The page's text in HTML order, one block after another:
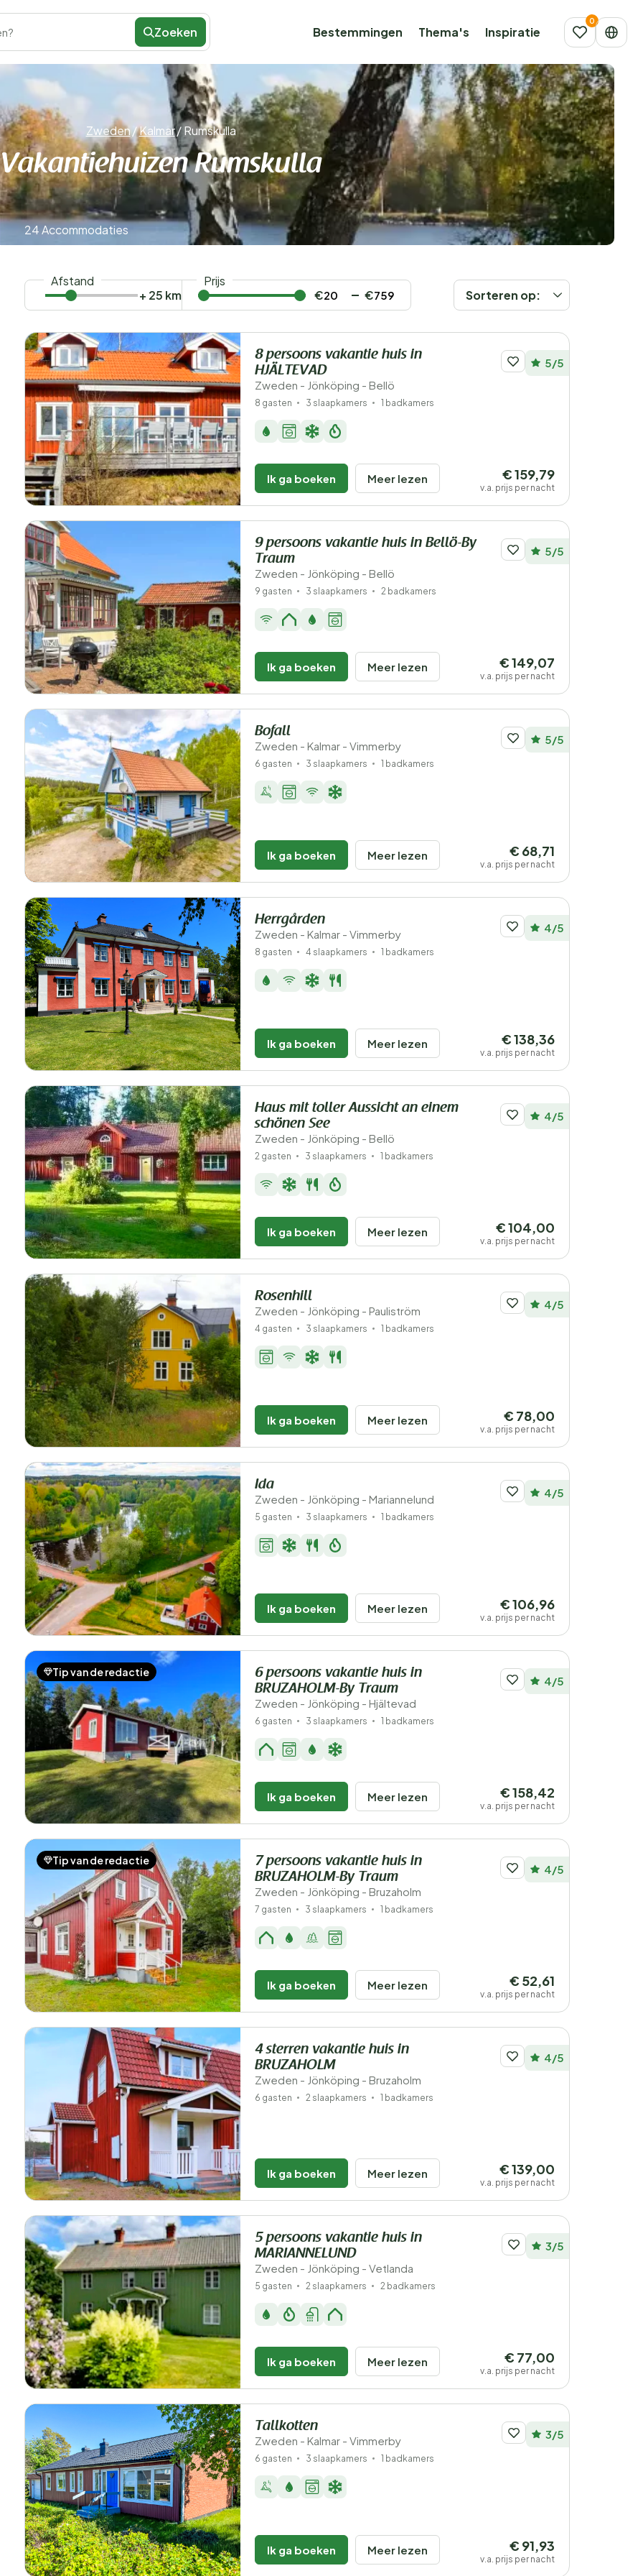
Zoeken Bestemmingen Thema's Inspiratie
Zweden/Kalmar/Rumskulla
Vakantiehuizen Rumskulla
24 Accommodaties
Afstand
+ 25 km
Prijs
€
€ Sorteren op:
8 persoons vakantie huis in
HJÄLTEVAD
Zweden - Jönköping - Bellö
5/5
8 gasten 3 slaapkamers 1 badkamers
Ik ga boeken Meer lezen € 159,79
v.a. prijs per nacht
9 persoons vakantie huis in Bellö-By
Traum
Zweden - Jönköping - Bellö
5/5
9 gasten 3 slaapkamers 2 badkamers
Ik ga boeken Meer lezen € 149,07
v.a. prijs per nacht
Bofall
Zweden - Kalmar - Vimmerby 5/5
6 gasten 3 slaapkamers 1 badkamers
Ik ga boeken Meer lezen € 68,71
v.a. prijs per nacht
Herrgården
Zweden - Kalmar - Vimmerby 4/5
8 gasten 4 slaapkamers 1 badkamers
Ik ga boeken Meer lezen € 138,36
v.a. prijs per nacht
Haus mit toller Aussicht an einem
schönen See
Zweden - Jönköping - Bellö
4/5
2 gasten 3 slaapkamers 1 badkamers
Ik ga boeken Meer lezen € 104,00
v.a. prijs per nacht
Rosenhill
Zweden - Jönköping - Pauliström 4/5
4 gasten 3 slaapkamers 1 badkamers
Ik ga boeken Meer lezen € 78,00
v.a. prijs per nacht
Ida
Zweden - Jönköping - Mariannelund 4/5
5 gasten 3 slaapkamers 1 badkamers
Ik ga boeken Meer lezen € 106,96
v.a. prijs per nacht
Tip van de redactie
6 persoons vakantie huis in
BRUZAHOLM-By Traum
Zweden - Jönköping - Hjältevad
4/5
6 gasten 3 slaapkamers 1 badkamers
Ik ga boeken Meer lezen € 158,42
v.a. prijs per nacht
Tip van de redactie
7 persoons vakantie huis in
BRUZAHOLM-By Traum
Zweden - Jönköping - Bruzaholm
4/5
7 gasten 3 slaapkamers 1 badkamers
Ik ga boeken Meer lezen € 52,61
v.a. prijs per nacht
4 sterren vakantie huis in
BRUZAHOLM
Zweden - Jönköping - Bruzaholm
4/5
6 gasten 2 slaapkamers 1 badkamers
Ik ga boeken Meer lezen € 139,00
v.a. prijs per nacht
5 persoons vakantie huis in
MARIANNELUND
Zweden - Jönköping - Vetlanda
3/5
5 gasten 2 slaapkamers 2 badkamers
Ik ga boeken Meer lezen € 77,00
v.a. prijs per nacht
Tallkotten
Zweden - Kalmar - Vimmerby 3/5
6 gasten 3 slaapkamers 1 badkamers
Ik ga boeken Meer lezen € 91,93
v.a. prijs per nacht